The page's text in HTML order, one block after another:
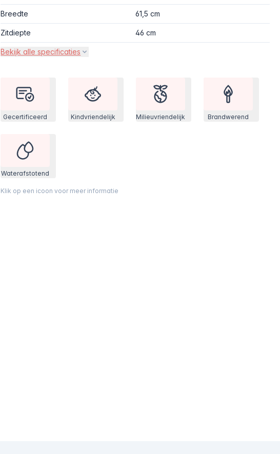
Breedte 61,5 cm
Zitdiepte 46 cm
Bekijk alle specificaties
Gecertificeerd Kindvriendelijk Milieuvriendelijk Brandwerend
Waterafstotend
Klik op een icoon voor meer informatie